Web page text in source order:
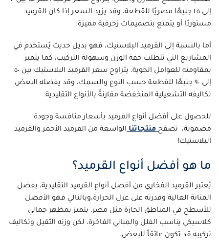
إلى ٢٥ جنيهًا مصريًا للقطعة، وقد يزيد السعر إذا كان القرميد
مستوردًا أو يتمتع بتصميمات زخرفية مميزة.
أما بالنسبة إلى القرميد البلاستيك، فهو بديل حديث يُستخدم في
المشاريع التي تتطلب خفة الوزن وسهولة التركيب، كما يتميز
بمقاومته للعوامل الجوية. يتراوح سعر القرميد البلاستيك بين ٥٠
إلى ٩٠ جنيهًا للقطعة حسب النوع والسمك، وقد يفضله البعض
تكاليفه التشغيلية المنخفضة مقارنةً بالأنواع التقليدية.
للحصول على أفضل أنواع القرميد بأسعار منافسة وجودة
مضمونة، تصفحمنتجاتناالواسعة من القرميد الأحمر والقرميد
البلاستيك!
ما هو أفضل أنواع القرميد؟
يُعتبر القرميد الفخاري من أفضل أنواع القرميد التقليدية، بفضل
المتانة العالية وقدرته على عزل الحرارة،وبالتالي فهو الأفضل
للأسطح في المناطق الحارة مثل مصر. يتميز بمظهر جمالي
كلاسيكي يناسب الفلل والمباني الفاخرة، لكن وزنه الثقيل وتكاليف
تركيبه قد تكون عائقاً للبعض.